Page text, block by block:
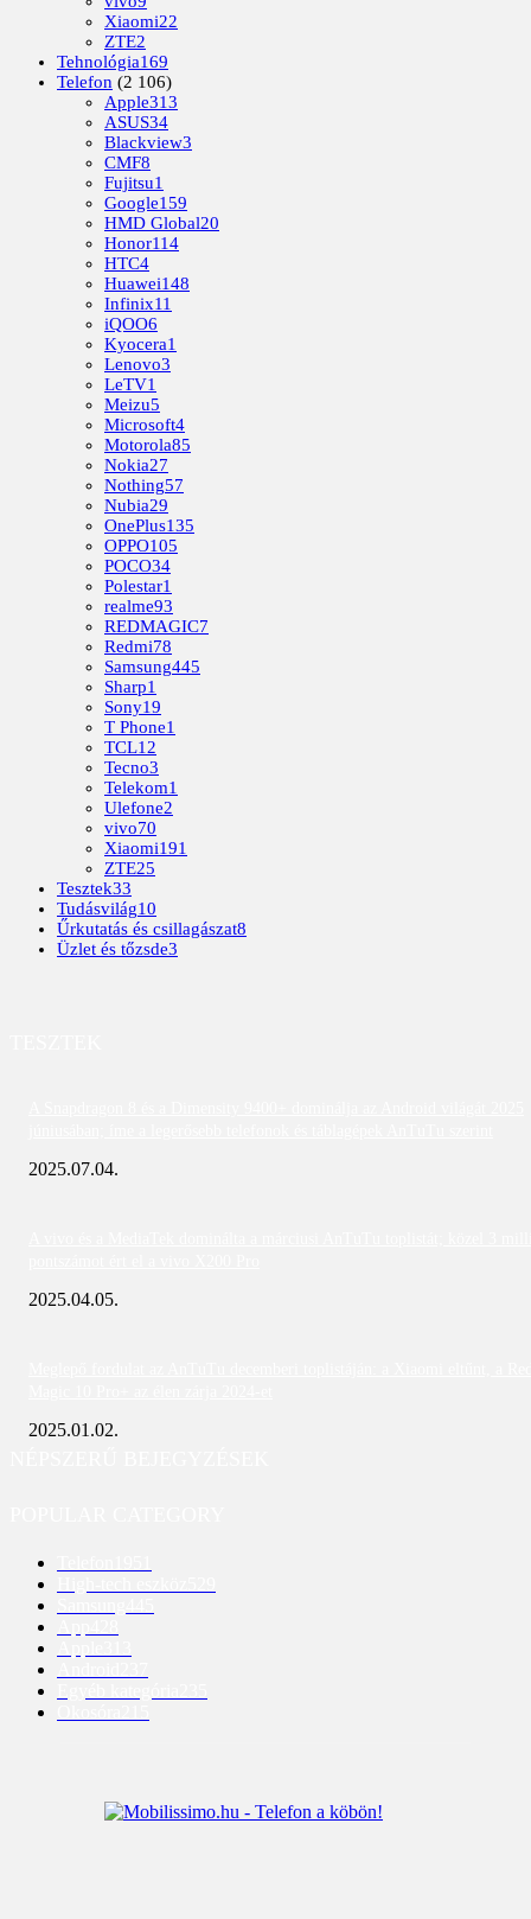
Xiaomi22
ZTE2
Tehnológia169
Telefon (2 106)
Apple313
ASUS34
Blackview3
CMF8
Fujitsu1
Google159
HMD Global20
Honor114
HTC4
Huawei148
Infinix11
iQOO6
Kyocera1
Lenovo3
LeTV1
Meizu5
Microsoft4
Motorola85
Nokia27
Nothing57
Nubia29
OnePlus135
OPPO105
POCO34
Polestar1
realme93
REDMAGIC7
Redmi78
Samsung445
Sharp1
Sony19
T Phone1
TCL12
Tecno3
Telekom1
Ulefone2
vivo70
Xiaomi191
ZTE25
Tesztek33
Tudásvilág10
Űrkutatás és csillagászat8
Üzlet és tőzsde3
2025.07.04.
2025.04.05.
2025.01.02.